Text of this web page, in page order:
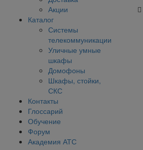
Акции
Каталог
Системы
телекоммуникации
Уличные умные
шкафы
Домофоны
Шкафы, стойки,
СКС
Контакты
Глоссарий
Обучение
Форум
Академия АТС